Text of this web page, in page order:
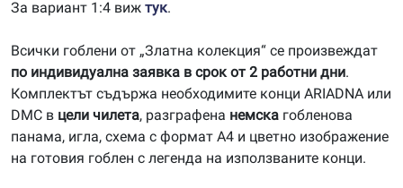
За вариант 1:4 виж тук.
Всички гоблени от „Златна колекция“ се произвеждат
по индивидуална заявка в срок от 2 работни дни.
Комплектът съдържа необходимите конци ARIADNA или
DMC в цели чилета, разграфена немска гобленова
панама, игла, схема с формат А4 и цветно изображение
на готовия гоблен с легенда на използваните конци.